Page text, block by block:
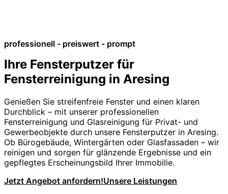
professionell - preiswert - prompt
Ihre Fensterputzer für
Fensterreinigung in Aresing
Genießen Sie streifenfreie Fenster und einen klaren
Durchblick – mit unserer professionellen
Fensterreinigung und Glasreinigung für Privat- und
Gewerbeobjekte durch unsere Fensterputzer in Aresing.
Ob Bürogebäude, Wintergärten oder Glasfassaden – wir
reinigen und sorgen für glänzende Ergebnisse und ein
gepflegtes Erscheinungsbild Ihrer Immobilie.
Jetzt Angebot anfordern!Unsere Leistungen